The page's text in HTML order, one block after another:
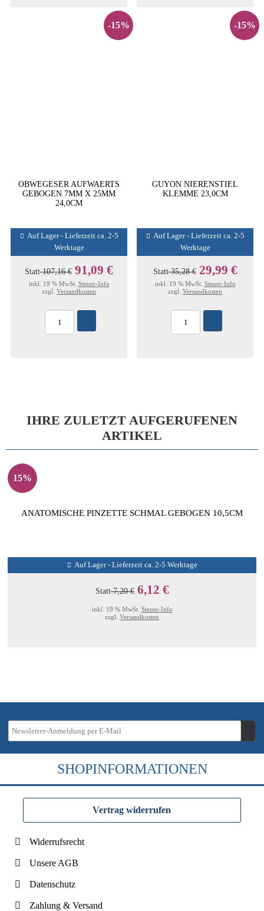
-15%
OBWEGESER AUFWAERTS
GEBOGEN 7MM X 25MM
24,0CM
Auf Lager - Lieferzeit ca. 2-5
Werktage
Statt107,16 € 91,09 €
inkl. 19 % MwSt. Steuer-Info
zzgl. Versandkosten
-15%
GUYON NIERENSTIEL
KLEMME 23,0CM
Auf Lager - Lieferzeit ca. 2-5
Werktage
Statt35,28 € 29,99 €
inkl. 19 % MwSt. Steuer-Info
zzgl. Versandkosten
IHRE ZULETZT AUFGERUFENEN
ARTIKEL
15%
ANATOMISCHE PINZETTE SCHMAL GEBOGEN 10,5CM
Auf Lager - Lieferzeit ca. 2-5 Werktage
Statt7,20 € 6,12 €
inkl. 19 % MwSt. Steuer-Info
zzgl. Versandkosten
SHOPINFORMATIONEN
Vertrag widerrufen
Widerrufsrecht
Unsere AGB
Datenschutz
Zahlung & Versand